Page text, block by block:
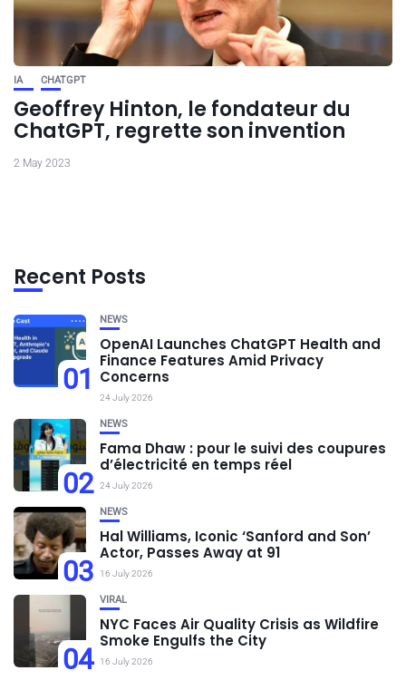
IA CHATGPT
Geoffrey Hinton, le fondateur du
ChatGPT, regrette son invention
2 May 2023
Recent Posts
01
NEWS
OpenAI Launches ChatGPT Health and
Finance Features Amid Privacy
Concerns
24 July 2026
02
NEWS
Fama Dhaw : pour le suivi des coupures
d’électricité en temps réel
24 July 2026
03
NEWS
Hal Williams, Iconic ‘Sanford and Son’
Actor, Passes Away at 91
16 July 2026
04
VIRAL
NYC Faces Air Quality Crisis as Wildfire
Smoke Engulfs the City
16 July 2026